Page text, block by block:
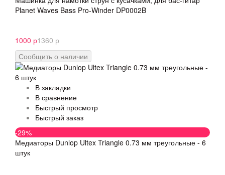
Planet Waves Bass Pro-Winder DP0002B
1000 р1360 р
Сообщить о наличии
В закладки
В сравнение
Быстрый просмотр
Быстрый заказ
-29%
Медиаторы Dunlop Ultex Triangle 0.73 мм треугольные - 6
штук